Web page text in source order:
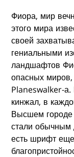
Фиора, мир
этого мира
своей
гениальными
ландшафтов
опасных миров,
Planeswalker-а.
кинжал, в
Высшем городе
стали
есть шрифт